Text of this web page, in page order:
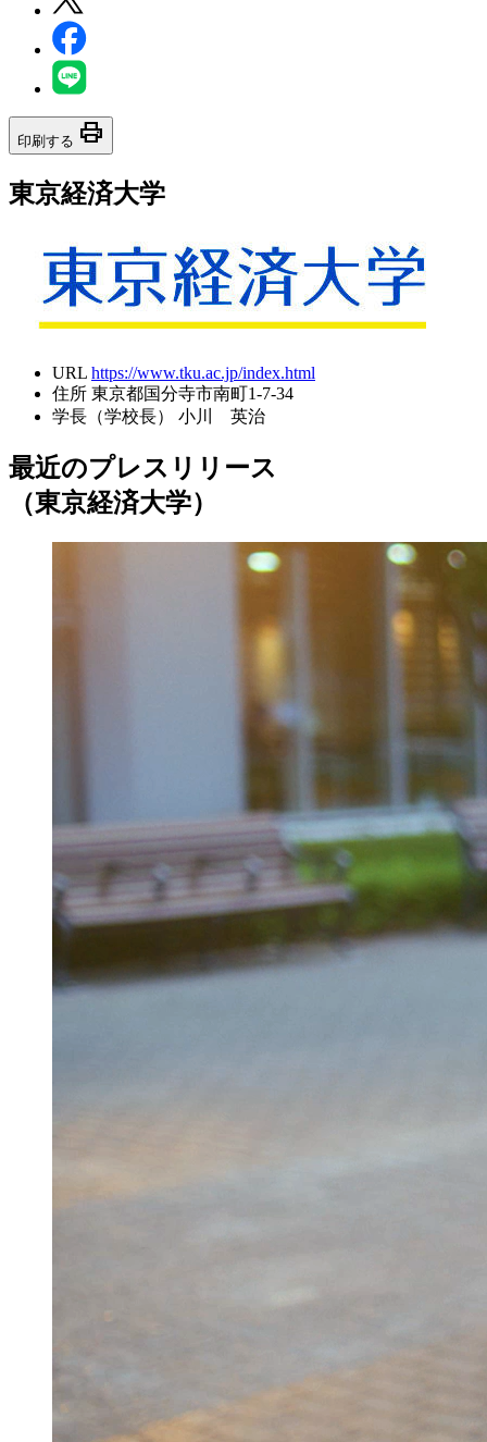
印刷する print
東京経済大学
URL https://www.tku.ac.jp/index.html
住所 東京都国分寺市南町1-7-34
学長（学校長）
小川 英治
最近のプレスリリース
（東京経済大学）